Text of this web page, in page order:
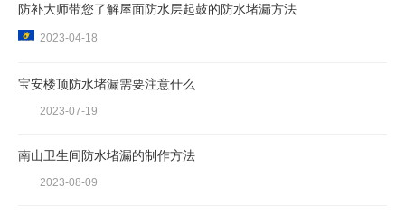
防补大师带您了解屋面防水层起鼓的防水堵漏方法
2023-04-18
宝安楼顶防水堵漏需要注意什么
2023-07-19
南山卫生间防水堵漏的制作方法
2023-08-09